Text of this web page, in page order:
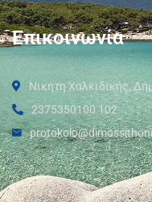
Επικοινωνία
Νικήτη Χαλκιδικής,
2375350100 102